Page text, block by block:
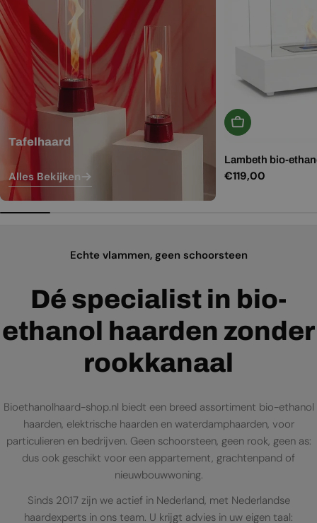
Tafelhaard
Alles Bekijken
In Winkelwagen
Lambeth bio-
Normale
€119,00
Echte vlammen, geen schoorsteen
Dé specialist in bio-
ethanol haarden zonder
rookkanaal
Bioethanolhaard-shop.nl biedt een breed assortiment bio-ethanol
haarden, elektrische haarden en waterdamphaarden, voor
particulieren en bedrijven. Geen schoorsteen, geen rook, geen as:
dus ook geschikt voor een appartement, grachtenpand of
nieuwbouwwoning.
Sinds 2017 zijn we actief in Nederland, met Nederlandse
haardexperts in ons team. U krijgt advies in uw eigen taal: